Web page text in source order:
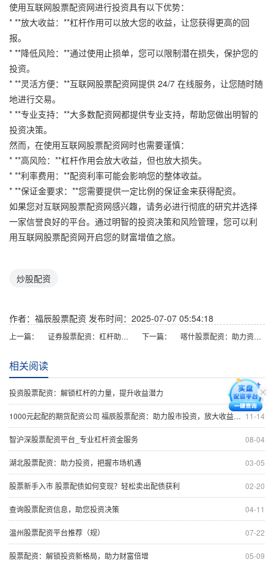
使用互联网股票配资网进行投资具有以下优势：
* **放大收益：**杠杆作用可以放大您的收益，让您获得更高的回
报。
* **降低风险：**通过使用止损单，您可以限制潜在损失，保护您的
投资。
* **灵活方便：**互联网股票配资网提供 24/7 在线服务，让您随时随
地进行交易。
* **专业支持：**大多数配资网都提供专业支持，帮助您做出明智的
投资决策。
然而，在使用互联网股票配资网时也需要谨慎：
* **高风险：**杠杆作用会放大收益，但也放大损失。
* **利率费用：**配资利率可能会影响您的整体收益。
* **保证金要求：**您需要提供一定比例的保证金来获得配资。
如果您对互联网股票配资网感兴趣，请务必进行彻底的研究并选择
一家信誉良好的平台。通过明智的投资决策和风险管理，您可以利
用互联网股票配资网开启您的财富增值之旅。
炒股配资
作者：福辰股票配资 发布时间：2025-07-07 05:54:18
上一篇： 证券股票配资：杠杆助力，投资增值 下一篇： 喀什股票配资：助力资金杠杆，投资更轻松
相关阅读
09-24
投资股票配资：解锁杠杆的力量，提升收益潜力
11-14
1000元起配的期货配资公司 福辰股票配资：助力股市投资，放大收益空间
08-04
智沪深股票配资平台_专业杠杆资金服务
03-05
湖北股票配资：助力投资，把握市场机遇
02-20
股票新手入市 股票配债如何变现？轻松卖出配债获利
04-11
查询股票配资信息，助您投资决策
07-22
温州股票配资平台推荐（规）
05-09
股票配资：解锁投资新格局，助力财富倍增